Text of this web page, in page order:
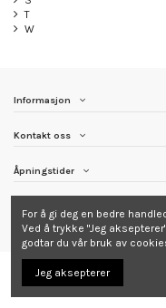
T
W
Informasjon
Kontakt oss
Åpningstider
For å gi deg en bedre
Ved å trykke "Jeg
godtar du vår bruk av
Jeg aksepterer